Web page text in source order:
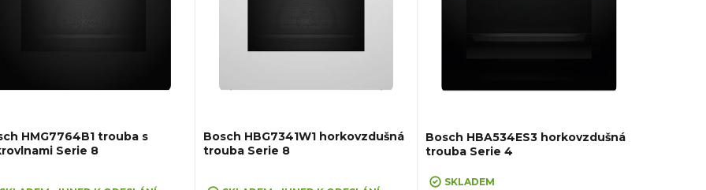
HMG7764B1 trouba s
Serie 8
Bosch HBG7341W1 horkovzdušná
trouba Serie 8
Bosch HBA534ES3 horkovzdušná
trouba Serie 4
SKLADEM